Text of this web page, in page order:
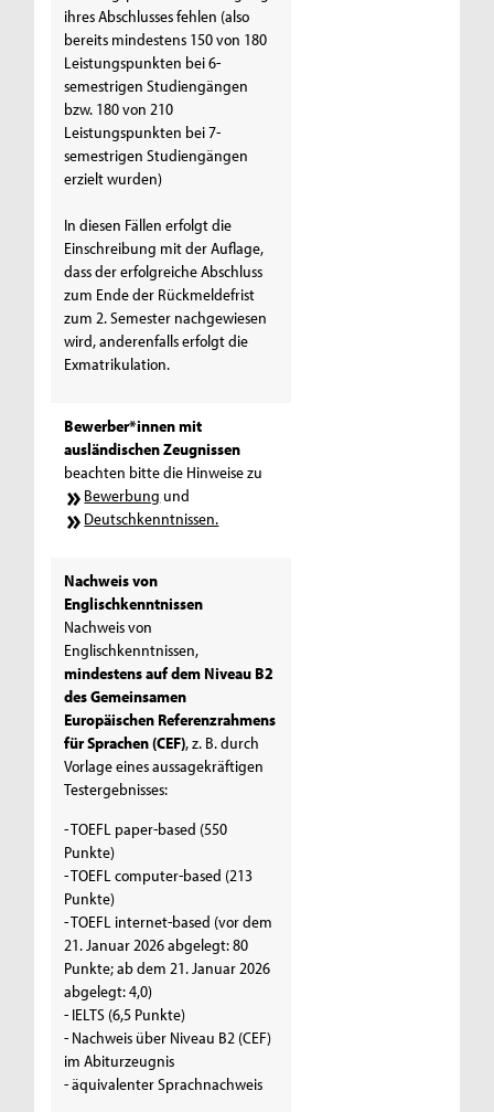
ihres Abschlusses fehlen (also
bereits mindestens 150 von 180
Leistungspunkten bei 6-
semestrigen Studiengängen
bzw. 180 von 210
Leistungspunkten bei 7-
semestrigen Studiengängen
erzielt wurden)
In diesen Fällen erfolgt die
Einschreibung mit der Auflage,
dass der erfolgreiche Abschluss
zum Ende der Rückmeldefrist
zum 2. Semester nachgewiesen
wird, anderenfalls erfolgt die
Exmatrikulation.
Bewerber*innen mit
ausländischen Zeugnissen
beachten bitte die Hinweise zu
Bewerbung und
Deutschkenntnissen.
Nachweis von
Englischkenntnissen
Nachweis von
Englischkenntnissen,
mindestens auf dem Niveau B2
des Gemeinsamen
Europäischen Referenzrahmens
für Sprachen (CEF), z. B. durch
Vorlage eines aussagekräftigen
Testergebnisses:
- TOEFL paper-based (550
Punkte)
- TOEFL computer-based (213
Punkte)
- TOEFL internet-based (vor dem
21. Januar 2026 abgelegt: 80
Punkte; ab dem 21. Januar 2026
abgelegt: 4,0)
- IELTS (6,5 Punkte)
- Nachweis über Niveau B2 (CEF)
im Abiturzeugnis
- äquivalenter Sprachnachweis